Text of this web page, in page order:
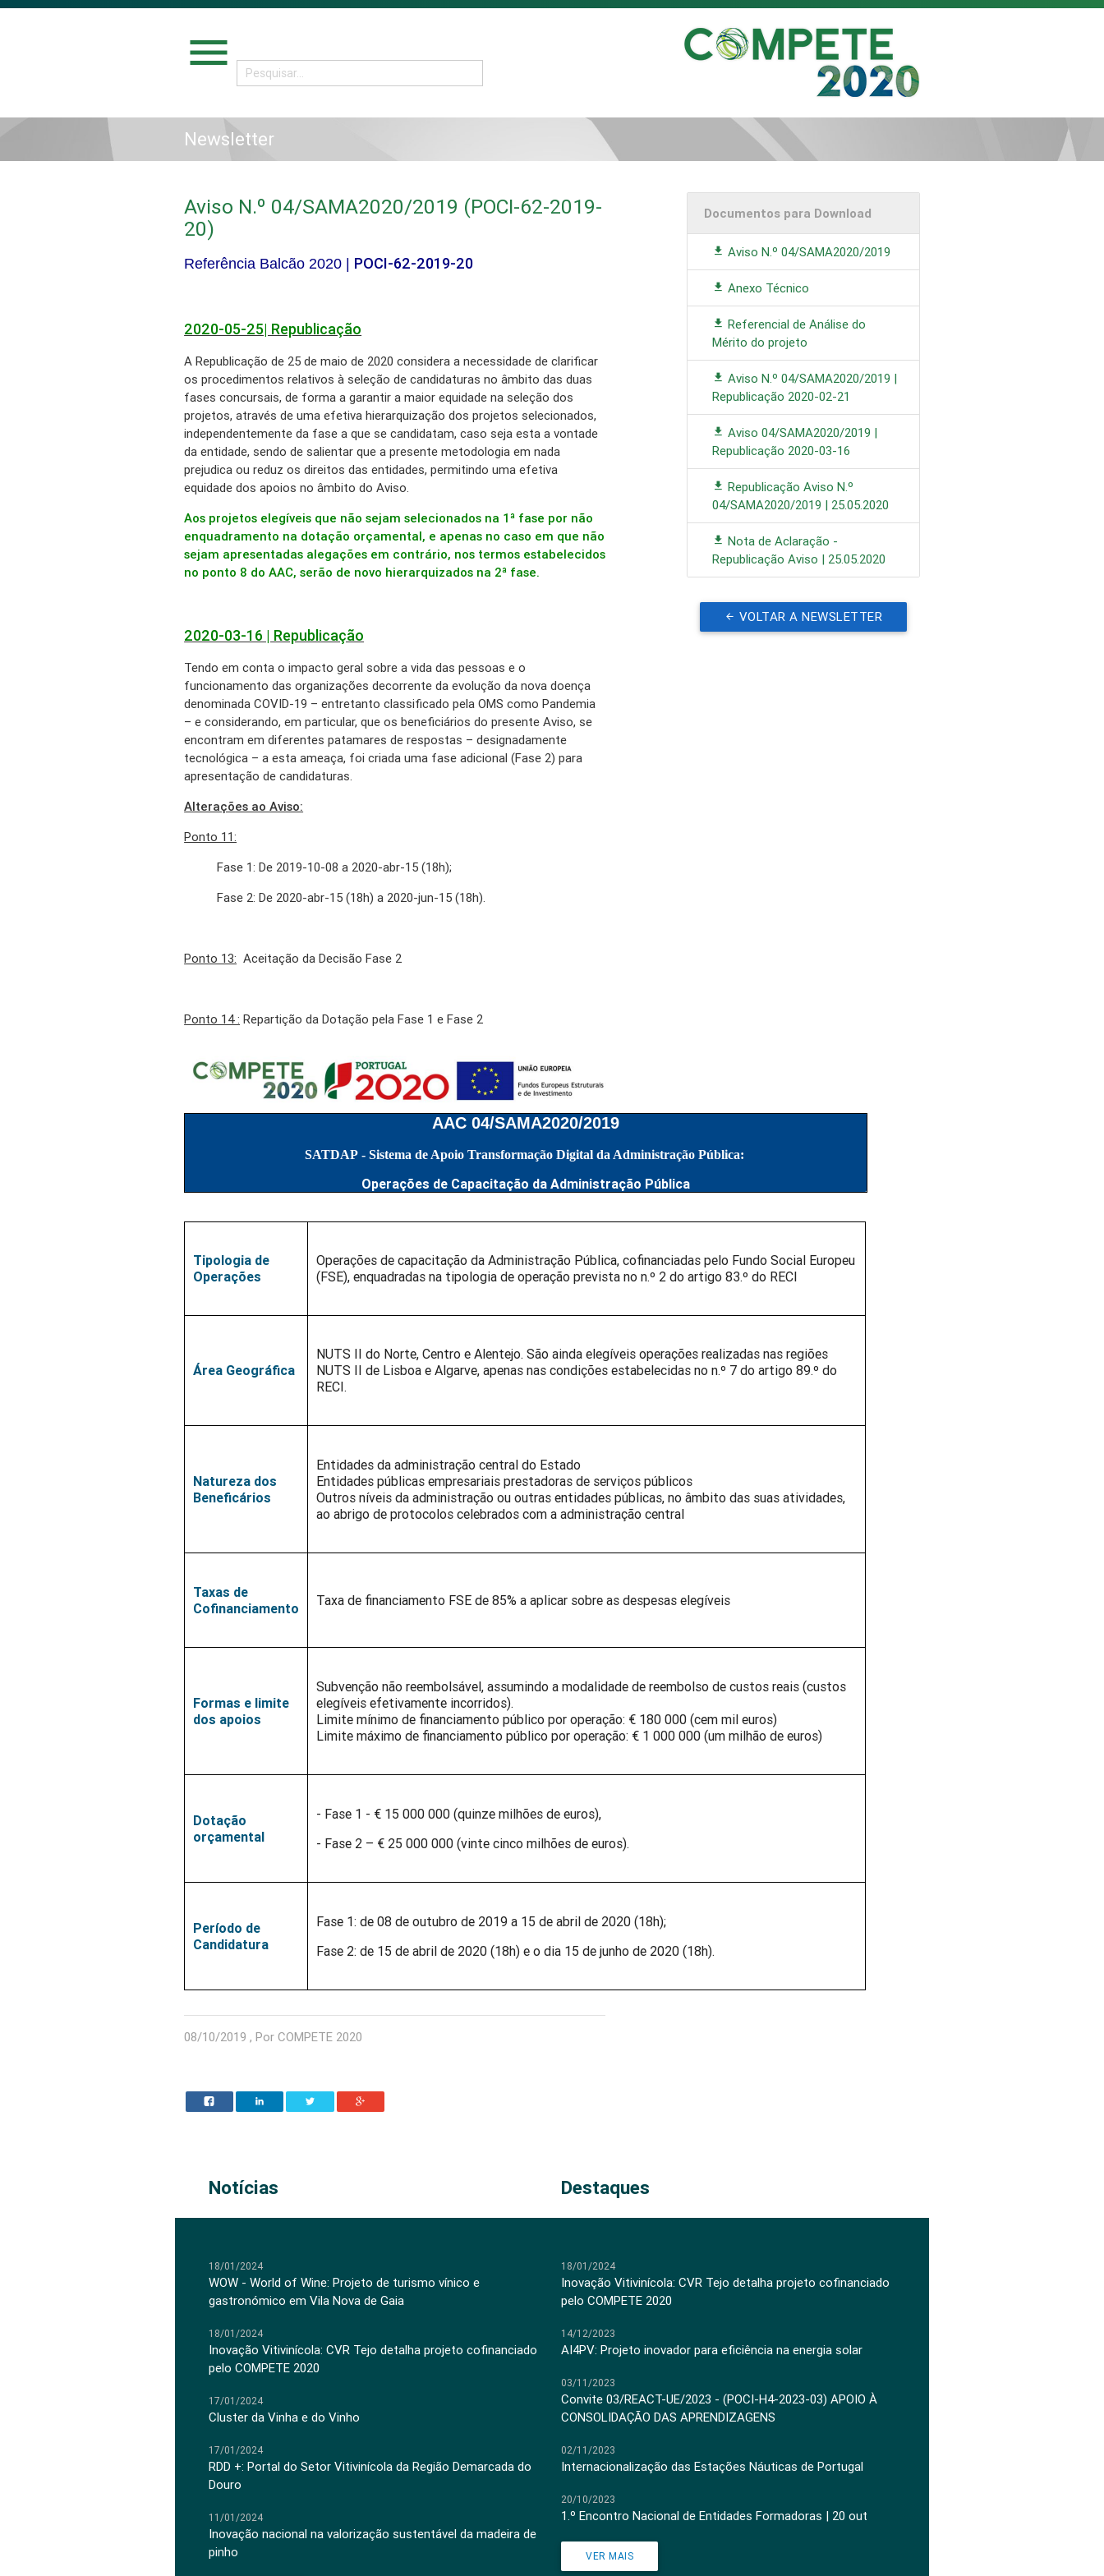
menu
Newsletter
Aviso N.º 04/SAMA2020/2019 (POCI-62-2019-
20)
Referência Balcão 2020 POCI-62-2019-20
2020-05-25| Republicação
A Republicação de 25 de maio de 2020 considera a necessidade de clarificar
os procedimentos relativos à seleção de candidaturas no âmbito das duas
fases concursais, de forma a garantir a maior equidade na seleção dos
projetos, através de uma efetiva hierarquização dos projetos selecionados,
independentemente da fase a que se candidatam, caso seja esta a vontade
da entidade, sendo de salientar que a presente metodologia em nada
prejudica ou reduz os direitos das entidades, permitindo uma efetiva
equidade dos apoios no âmbito do Aviso.
Aos projetos elegíveis que não sejam selecionados na 1ª fase por não
enquadramento na dotação orçamental, e apenas no caso em que não
sejam apresentadas alegações em contrário, nos termos estabelecidos
no ponto 8 do AAC, serão de novo hierarquizados na 2ª fase.
2020-03-16 | Republicação
Tendo em conta o impacto geral sobre a vida das pessoas e o
funcionamento das organizações decorrente da evolução da nova doença
denominada COVID-19 – entretanto classificado pela OMS como Pandemia
– e considerando, em particular, que os beneficiários do presente Aviso, se
encontram em diferentes patamares de respostas – designadamente
tecnológica – a esta ameaça, foi criada uma fase adicional (Fase 2) para
apresentação de candidaturas.
Alterações ao Aviso:
Ponto 11:
Fase 1: De 2019-10-08 a 2020-abr-15 (18h);
Fase 2: De 2020-abr-15 (18h) a 2020-jun-15 (18h).
Ponto 13: Aceitação da Decisão Fase 2
Ponto 14 : Repartição da Dotação pela Fase 1 e Fase 2
AAC 04/SAMA2020/2019
SATDAP - Sistema de Apoio Transformação Digital da Administração Pública:
Operações de Capacitação da Administração Pública
Tipologia de
Operações
Operações de capacitação da Administração Pública, cofinanciadas pelo Fundo Social Europeu
(FSE), enquadradas na tipologia de operação prevista no n.º 2 do artigo 83.º do RECI
Área Geográfica
NUTS II do Norte, Centro e Alentejo. São ainda elegíveis operações realizadas nas regiões
NUTS II de Lisboa e Algarve, apenas nas condições estabelecidas no n.º 7 do artigo 89.º do
RECI.
Natureza dos
Beneficários
Entidades da administração central do Estado
Entidades públicas empresariais prestadoras de serviços públicos
Outros níveis da administração ou outras entidades públicas, no âmbito das suas atividades,
ao abrigo de protocolos celebrados com a administração central
Taxas de
Cofinanciamento
Taxa de financiamento FSE de 85% a aplicar sobre as despesas elegíveis
Formas e limite
dos apoios
Subvenção não reembolsável, assumindo a modalidade de reembolso de custos reais (custos
elegíveis efetivamente incorridos).
Limite mínimo de financiamento público por operação: € 180 000 (cem mil euros)
Limite máximo de financiamento público por operação: € 1 000 000 (um milhão de euros)
Dotação
orçamental
- Fase 1 - € 15 000 000 (quinze milhões de euros),
- Fase 2 – € 25 000 000 (vinte cinco milhões de euros).
Período de
Candidatura
Fase 1: de 08 de outubro de 2019 a 15 de abril de 2020 (18h);
Fase 2: de 15 de abril de 2020 (18h) e o dia 15 de junho de 2020 (18h).
08/10/2019 , Por COMPETE 2020
Documentos para Download
Aviso N.º 04/SAMA2020/2019
Anexo Técnico
Referencial de Análise do
Mérito do projeto
Aviso N.º 04/SAMA2020/2019 |
Republicação 2020-02-21
Aviso 04/SAMA2020/2019 |
Republicação 2020-03-16
Republicação Aviso N.º
04/SAMA2020/2019 | 25.05.2020
Nota de Aclaração -
Republicação Aviso | 25.05.2020
VOLTAR A NEWSLETTER
Notícias Destaques
18/01/2024
WOW - World of Wine: Projeto de turismo vínico e
gastronómico em Vila Nova de Gaia
18/01/2024
Inovação Vitivinícola: CVR Tejo detalha projeto cofinanciado
pelo COMPETE 2020
17/01/2024
Cluster da Vinha e do Vinho
17/01/2024
RDD +: Portal do Setor Vitivinícola da Região Demarcada do
Douro
11/01/2024
Inovação nacional na valorização sustentável da madeira de
pinho
18/01/2024
Inovação Vitivinícola: CVR Tejo detalha projeto cofinanciado
pelo COMPETE 2020
14/12/2023
AI4PV: Projeto inovador para eficiência na energia solar
03/11/2023
Convite 03/REACT-UE/2023 - (POCI-H4-2023-03) APOIO À
CONSOLIDAÇÃO DAS APRENDIZAGENS
02/11/2023
Internacionalização das Estações Náuticas de Portugal
20/10/2023
1.º Encontro Nacional de Entidades Formadoras | 20 out
VER MAIS